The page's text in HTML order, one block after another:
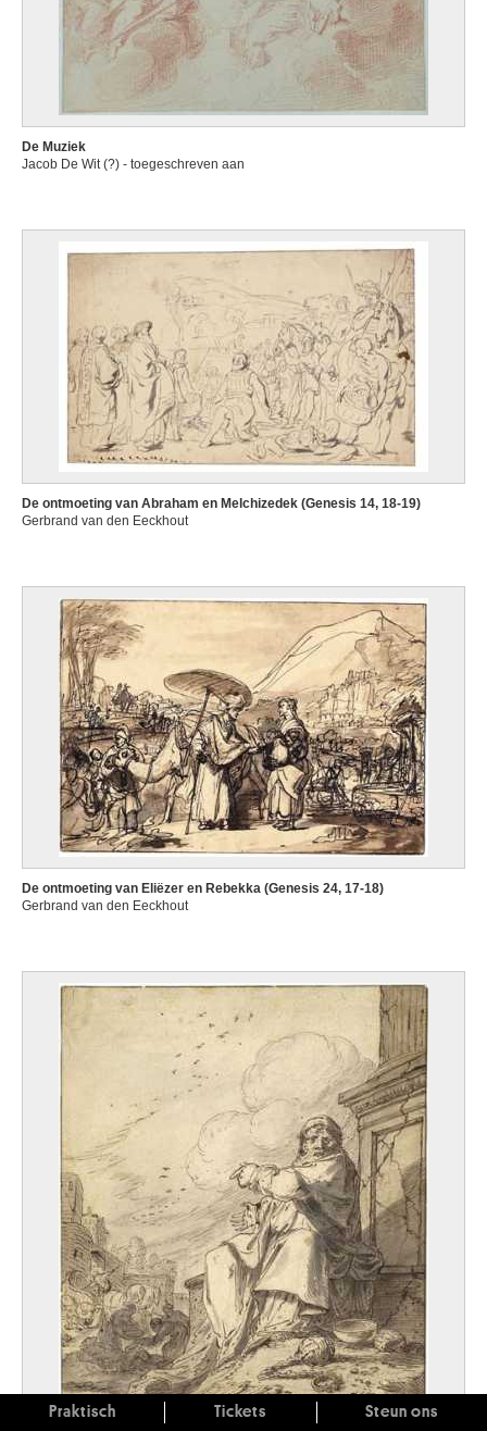
De Muziek
Jacob De Wit (?) - toegeschreven aan
De ontmoeting van Abraham en Melchizedek (Genesis 14, 18-19)
Gerbrand van den Eeckhout
De ontmoeting van Eliëzer en Rebekka (Genesis 24, 17-18)
Gerbrand van den Eeckhout
Praktisch Tickets Steun ons